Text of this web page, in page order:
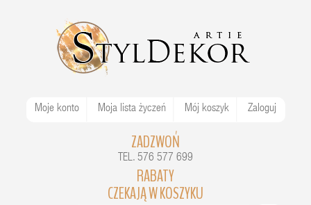
Moje konto Moja lista życzeń Mój koszyk Zaloguj
ZADZWOŃ
TEL. 576 577 699
RABATY
CZEKAJĄ W KOSZYKU